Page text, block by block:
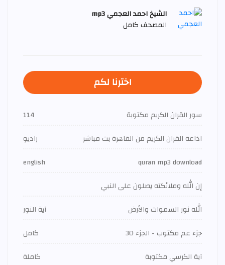
الشيخ احمد العجمي mp3
المصحف كامل
اخترنا لكم
سور القران الكريم مكتوبة
114
اذاعة القران الكريم من القاهرة بث مباشر
راديو
quran mp3 download
english
إن الله وملائكته يصلون على النبي
الله نور السموات والأرض
آية النور
جزء عم مكتوب - الجزء 30
كامل
آية الكرسي مكتوبة
كاملة